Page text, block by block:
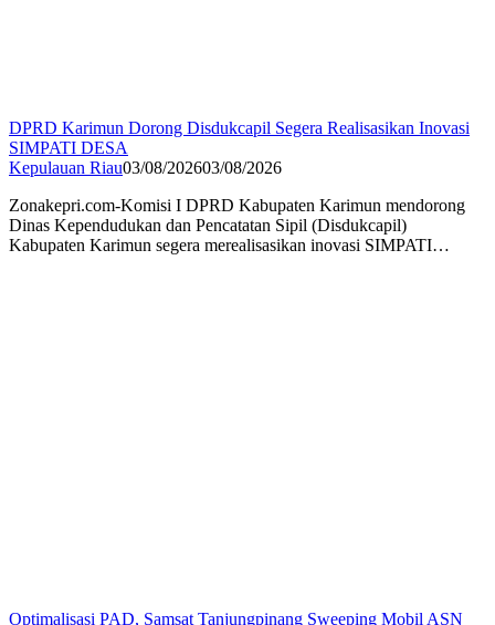
DPRD Karimun Dorong Disdukcapil Segera Realisasikan Inovasi
SIMPATI DESA
Kepulauan Riau03/08/202603/08/2026
Zonakepri.com-Komisi I DPRD Kabupaten Karimun mendorong
Dinas Kependudukan dan Pencatatan Sipil (Disdukcapil)
Kabupaten Karimun segera merealisasikan inovasi SIMPATI…
Optimalisasi PAD, Samsat Tanjungpinang Sweeping Mobil ASN